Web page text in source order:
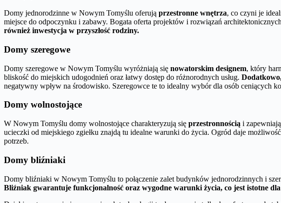
Domy jednorodzinne w Nowym Tomyślu oferują przestronne wnętrza, co czyni je
miejsce do odpoczynku i zabawy. Bogata oferta projektów i rozwiązań
również inwestycja w przyszłość rodziny.
Domy szeregowe
Domy szeregowe w Nowym Tomyślu wyróżniają się nowatorskim designem, który
bliskość do miejskich udogodnień oraz łatwy dostęp do różnorodnych usług.
negatywny wpływ na środowisko. Szeregowce te to idealny wybór dla osób ceniących
Domy wolnostojące
W Nowym Tomyślu domy wolnostojące charakteryzują się przestronnością i zapewniają
ucieczki od miejskiego zgiełku znajdą tu idealne warunki do życia. Ogród daje
potrzeb.
Domy bliźniaki
Domy bliźniaki w Nowym Tomyślu to połączenie zalet budynków jednorodzinnych i
Bliźniak gwarantuje funkcjonalność oraz wygodne warunki życia, co jest istotne